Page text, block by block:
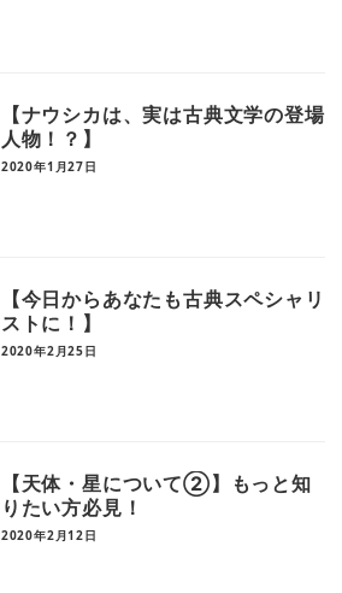
【ナウシカは、実は古典文学の登場
人物！？】
2020年1月27日
【今日からあなたも古典スペシャリ
ストに！】
2020年2月25日
【天体・星について②】もっと知
りたい方必見！
2020年2月12日